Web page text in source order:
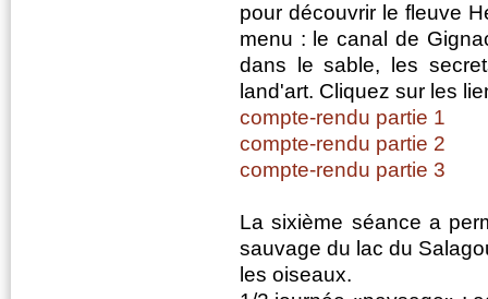
pour découvrir le fleuve
menu : le canal de
dans le sable, les
land'art. Cliquez sur les
compte-rendu partie 1
compte-rendu partie 2
compte-rendu partie 3
La sixième séance a
sauvage du lac du
les oiseaux.